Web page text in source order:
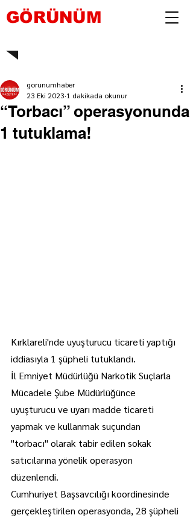
GÖRÜNÜM
“Torbacı” operasyonunda
1 tutuklama!
gorunumhaber
23 Eki 2023 1 dakikada okunur
Kırklareli'nde uyuşturucu ticareti yaptığı
iddiasıyla 1 şüpheli tutuklandı.
İl Emniyet Müdürlüğü Narkotik Suçlarla
Mücadele Şube Müdürlüğünce
uyuşturucu ve uyarı madde ticareti
yapmak ve kullanmak suçundan
"torbacı" olarak tabir edilen sokak
satıcılarına yönelik operasyon
düzenlendi.
Cumhuriyet Başsavcılığı koordinesinde
gerçekleştirilen operasyonda, 28 şüpheli